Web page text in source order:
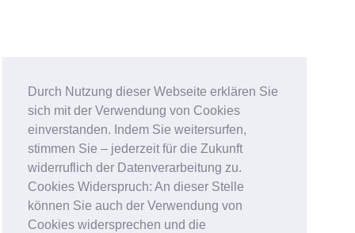
Durch Nutzung dieser Webseite erklären Sie
sich mit der Verwendung von Cookies
einverstanden. Indem Sie weitersurfen,
stimmen Sie – jederzeit für die Zukunft
widerruflich der Datenverarbeitung zu.
Cookies Widerspruch: An dieser Stelle
können Sie auch der Verwendung von
Cookies widersprechen und die